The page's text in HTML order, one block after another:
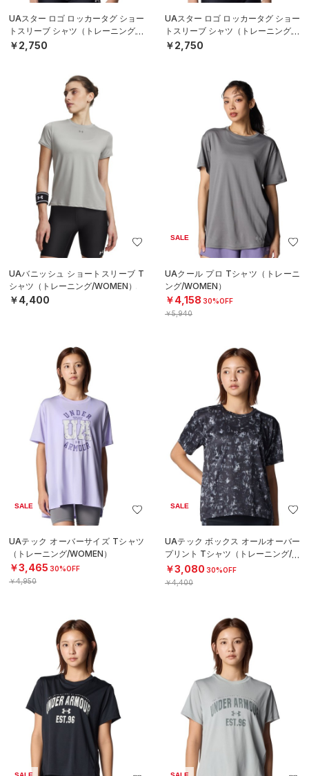
UAスター ロゴ ロッカータグ ショー
トスリーブ シャツ（トレーニング/G
IRLS）
￥2,750
UAスター ロゴ ロッカータグ ショー
トスリーブ シャツ（トレーニング/G
IRLS）
￥2,750
UAバニッシュ ショートスリーブ T
シャツ（トレーニング/WOMEN）
￥4,400
SALE
UAクール プロ Tシャツ（トレーニ
ング/WOMEN）
￥4,158 30%OFF
￥5,940
SALE
UAテック オーバーサイズ Tシャツ
（トレーニング/WOMEN）
￥3,465 30%OFF
￥4,950
SALE
UAテック ボックス オールオーバー
プリント Tシャツ（トレーニング/W
OMEN）
￥3,080 30%OFF
￥4,400